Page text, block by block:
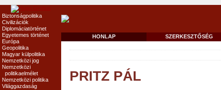
Biztonságpolitika
Civilizációk
Diplomáciatörténet
Egyetemes történet
Európa
Geopolitika
Magyar külpolitika
Nemzetközi jog
Nemzetközi
politikaelmélet
Nemzetközi politika
Világgazdaság
HONLAP SZERKESZTŐSÉG
PRITZ PÁL